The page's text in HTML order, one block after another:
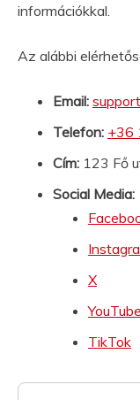
információkkal.
Az alábbi
Email:
Telefon: +36
Cím: 123 Fő
Social Media:
X
YouTube
TikTok